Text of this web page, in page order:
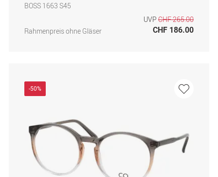
BOSS 1663 S45
Rahmenpreis ohne Gläser
UVP CHF 265.00
CHF 186.00
-50%